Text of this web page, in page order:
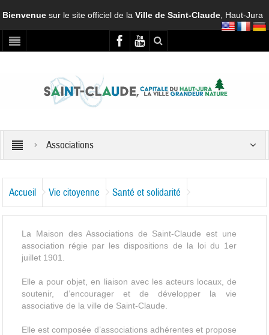
Bienvenuesur le site officiel de laVille de Saint-Claude , Haut-Jura
Associations
Accueil Vie citoyenne Santé et solidarité
Associations
La Maison des Associations de Saint-Claude est une
association régie par les dispositions de la loi du 1er
juillet 1901.
Elle a pour objet, en liaison avec les acteurs locaux, de
soutenir, d’encourager et de développer la vie
associative de la ville de Saint-Claude.
Elle est composée d’associations adhérentes et propose